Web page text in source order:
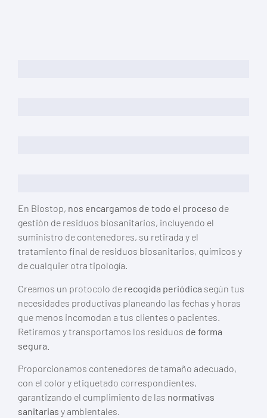
En Biostop, nos encargamos de todo el proceso de
gestión de residuos biosanitarios, incluyendo el
suministro de contenedores, su retirada y el
tratamiento final de residuos biosanitarios, químicos y
de cualquier otra tipología.
Creamos un protocolo de recogida periódica según tus
necesidades productivas planeando las fechas y horas
que menos incomodan a tus clientes o pacientes.
Retiramos y transportamos los residuos de forma
segura.
Proporcionamos contenedores de tamaño adecuado,
con el color y etiquetado correspondientes,
garantizando el cumplimiento de las normativas
sanitarias y ambientales.